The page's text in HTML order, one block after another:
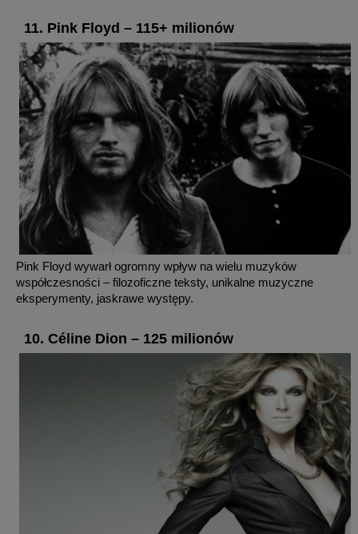
11. Pink Floyd – 115+ milionów
Pink Floyd wywarł ogromny wpływ na wielu muzyków
współczesności – filozoficzne teksty, unikalne muzyczne
eksperymenty, jaskrawe występy.
10. Céline Dion – 125 milionów